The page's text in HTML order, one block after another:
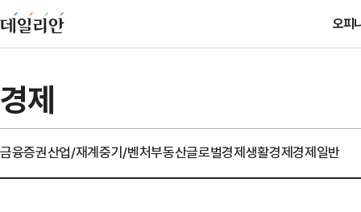
오피
경제
금융증권산업/재계중기/벤처부동산글로벌경제생활경제경제일반